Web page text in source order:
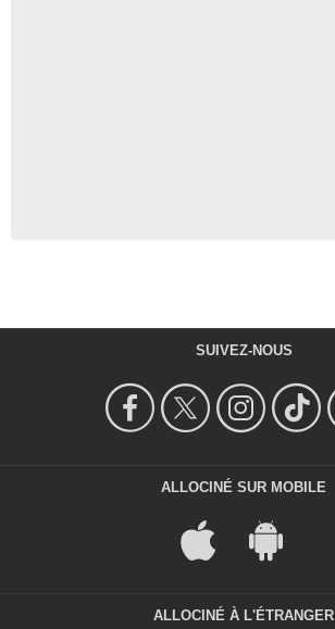
SUIVEZ-NOUS
ALLOCINÉ SUR MOBILE
ALLOCINÉ À L'ÉTRANGER